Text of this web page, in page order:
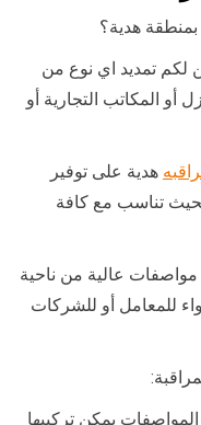
هدية؟
لكم تمديد اي نوع من
أو المكاتب التجارية أو
هدية على توفير
تناسب مع كافة
عالية من ناحية
للمعامل أو للشركات
يمكن تركيبها